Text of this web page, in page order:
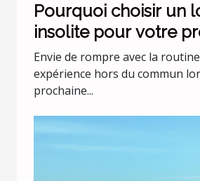
Pourquoi choisir un
insolite pour votre
escapade ?
Envie de rompre avec la
expérience hors du commun
prochaine...